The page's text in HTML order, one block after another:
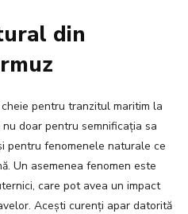
din
pentru tranzitul maritim la
doar pentru semnificația sa
pentru fenomenele naturale ce
Un asemenea fenomen este
care pot avea un impact
Acești curenți apar datorită